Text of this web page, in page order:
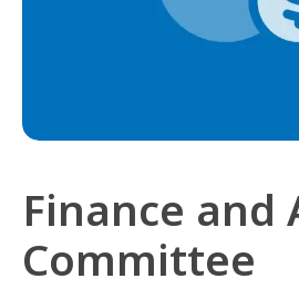
Finance and
Committee